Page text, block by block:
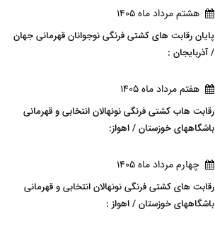
هشتم مرداد ماه 1405
پایان رقابت های کشتی فرنگی نوجوانان قهرمانی جهان
/ آذربایجان :
هفتم مرداد ماه 1405
رقابت هاب کشتی فرنگی نونهالان انتخابی و قهرمانی
باشگاههای خوزستان / اهواز:
چهارم مرداد ماه 1405
رقابت های کشتی فرنگی نونهالان انتخابی و قهرمانی
باشگاههای خوزستان / اهواز :